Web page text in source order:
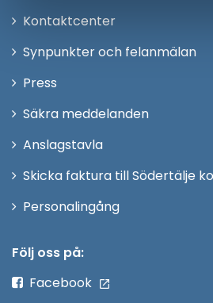
KontaktcenterÖppna
Synpunkter och felanmälan
Press
fönster
Säkra meddelanden
Anslagstavla
Skicka faktura till Södertälje
PersonalingångÖppna
Följ oss på:
Facebook